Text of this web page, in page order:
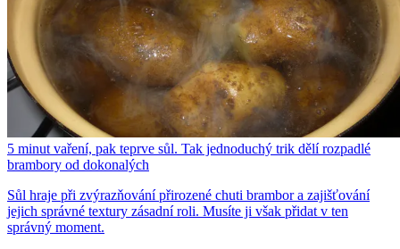
5 minut vaření, pak teprve sůl. Tak jednoduchý trik dělí rozpadlé
brambory od dokonalých
Sůl hraje při zvýrazňování přirozené chuti brambor a zajišťování
jejich správné textury zásadní roli. Musíte ji však přidat v ten
správný moment.